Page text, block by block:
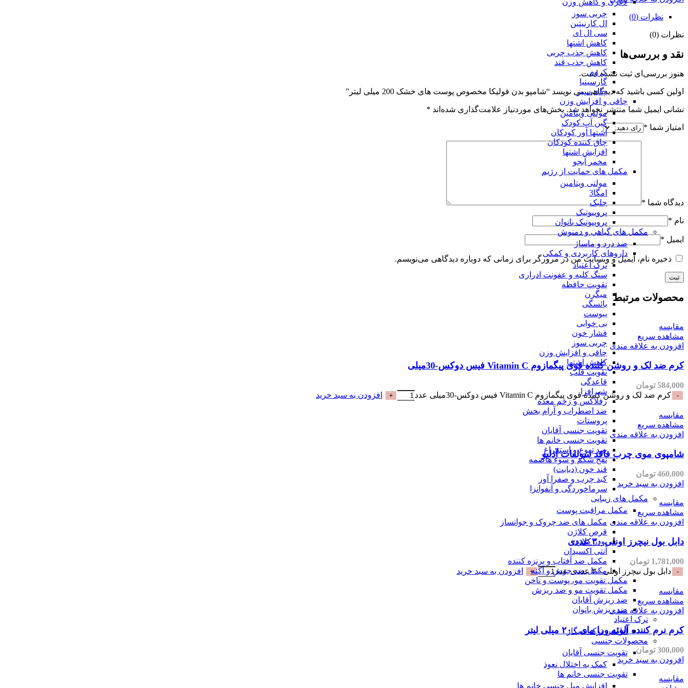
لاغری و کاهش وزن
چربی سوز
ال کارنیتین
سی ال ای
کاهش اشتها
کاهش جذب چربی
کاهش جذب قند
کروم
گارسینیا
چای سبز
چاقی و افزایش وزن
مولتی ویتامین
گین آپ کودک
اشتها آور کودکان
چاق کننده کودکان
افزایش اشتها
مخمر آبجو
مکمل های حمایت از رژیم
مولتی ویتامین
امگا3
جلبک
پروبیوتیک
پروبیوتیک بانوان
مکمل های گیاهی و دمنوش
ضد درد و ماساژ
داروهای کاربردی و کمکی
ترک اعتیاد
سنگ کلیه و عفونت ادراری
تقویت حافظه
میگرن
یائسگی
یبوست
بی خوابی
فشار خون
چربی سوز
چاقی و افزایش وزن
کاهش اشتها
تقویت قلب
قاعدگی
شیرافزا
رفلاکس و زخم معده
ضد اضطراب و آرام بخش
پروستات
تقویت جنسی آقایان
تقویت جنسی خانم ها
ضد تهوع و استفراغ
نفخ شکم و سوء هاضمه
قند خون (دیابت)
کبد چرب و صفرا آور
سرماخوردگی و آنفوانزا
مکمل های زیبایی
مکمل مراقبت پوست
مکمل های ضد چروک و جوانساز
قرص کلاژن
پودر کلاژن
آنتی اکسیدان
مکمل ضد آفتاب و برنزه کننده
مکمل ضد جوش و آکنه
مکمل تقویت مو، پوست و ناخن
مکمل تقویت مو و ضد ریزش
ضد ریزش آقایان
ضد ریزش بانوان
ترک اعتیاد
آدامس ترک سیگار
محصولات جنسی
تقویت جنسی آقایان
کمک به اختلال نعوذ
تقویت جنسی خانم ها
افزایش میل جنسی خانم ها
نظرات (0)
نظرات (0)
نقد و بررسی‌ها
هنوز بررسی‌ای ثبت نشده است.
اولین کسی باشید که دیدگاهی می نویسد “شامپو بدن فولیکا مخصوص پوست های خشک 200 میلی لیتر”
نشانی ایمیل شما منتشر نخواهد شد. بخش‌های موردنیاز علامت‌گذاری شده‌اند *
امتیاز شما *
دیدگاه شما *
نام *
ایمیل *
ذخیره نام، ایمیل و وبسایت من در مرورگر برای زمانی که دوباره دیدگاهی می‌نویسم.
محصولات مرتبط
مقایسه
مشاهده سریع
افزودن به علاقه مندی
کرم ضد لک و روشن کننده قوی پیگمازوم Vitamin C فیس دوکس-30میلی
584,000 تومان
کرم ضد لک و روشن کننده قوی پیگمازوم Vitamin C فیس دوکس-30میلی عدد
افزودن به سبد خرید
مقایسه
مشاهده سریع
افزودن به علاقه مندی
شامپوی موی چرب فاقد سولفات آدلیو
460,000 تومان
افزودن به سبد خرید
مقایسه
مشاهده سریع
افزودن به علاقه مندی
دابل بول نیچرز اونلی ۳۰ عددی
1,781,000 تومان
دابل بول نیچرز اونلی ۳۰ عددی عدد
افزودن به سبد خرید
مقایسه
مشاهده سریع
افزودن به علاقه مندی
کرم نرم کننده آلوئه ورا مای ۲۰۰ میلی لیتر
300,000 تومان
افزودن به سبد خرید
مقایسه